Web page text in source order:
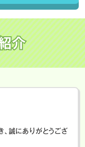
介
誠にありがとうござ